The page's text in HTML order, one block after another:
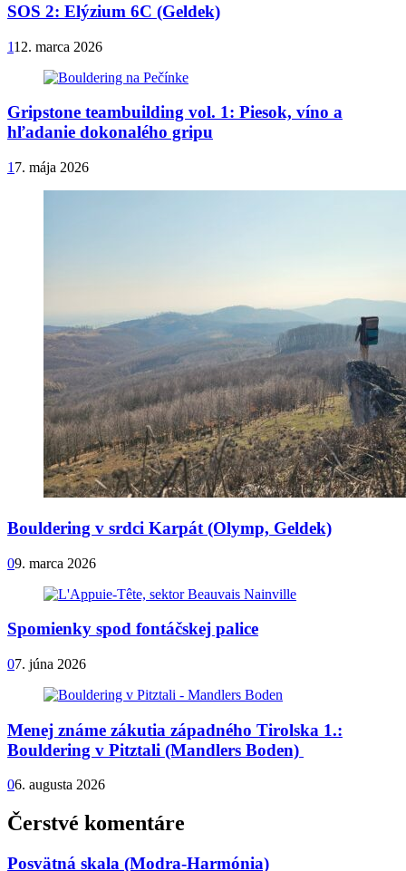
SOS 2: Elýzium 6C (Geldek)
112. marca 2026
Gripstone teambuilding vol. 1: Piesok, víno a
hľadanie dokonalého gripu
1 7. mája 2026
Bouldering v srdci Karpát (Olymp, Geldek)
09. marca 2026
Spomienky spod fontáčskej palice
07. júna 2026
Menej známe zákutia západného Tirolska 1.:
Bouldering v Pitztali (Mandlers Boden)
06. augusta 2026
Čerstvé komentáre
Posvätná skala (Modra-Harmónia)